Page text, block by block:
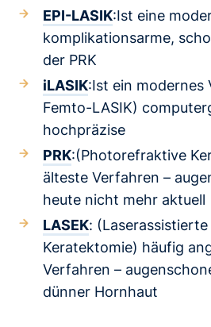
EPI-LASIK:Ist eine
komplikationsarme,
der PRK
iLASIK:Ist ein modernes
Femto-LASIK)
hochpräzise
PRK:(Photorefraktive
älteste Verfahren –
heute nicht mehr aktuell
LASEK:
Keratektomie) häufig
Verfahren –
dünner Hornhaut